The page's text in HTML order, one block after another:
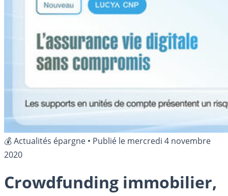
💰 Actualités épargne • Publié le mercredi 4 novembre
2020
Crowdfunding immobilier,